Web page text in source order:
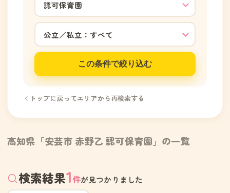
この条件で絞り込む
トップに戻ってエリアから再検索する
高知県「安芸市 赤野乙 認可保育園」の一覧
検索結果1件が見つかりました